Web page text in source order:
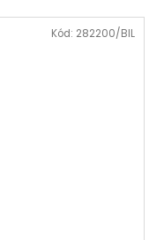
Kód: 282200/BIL